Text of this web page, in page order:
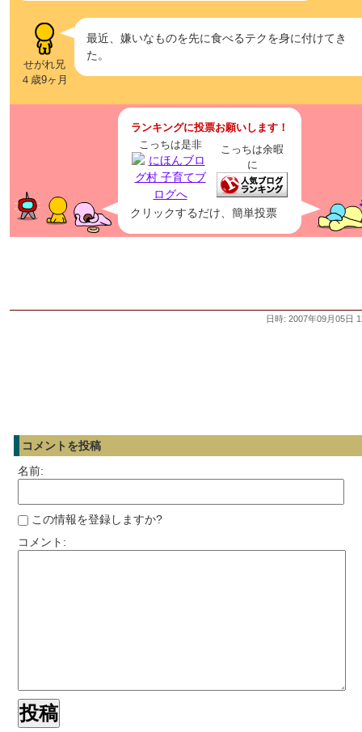
せがれ兄
４歳9ヶ月
最近、嫌いなものを先に食べるテクを身に付けてき
た。
ランキングに投票お願いします！
こっちは是非
こっちは余暇
に
クリックするだけ、簡単投票
日時: 2007年09月05日
コメントを投稿
名前:
この情報を登録しますか?
コメント: